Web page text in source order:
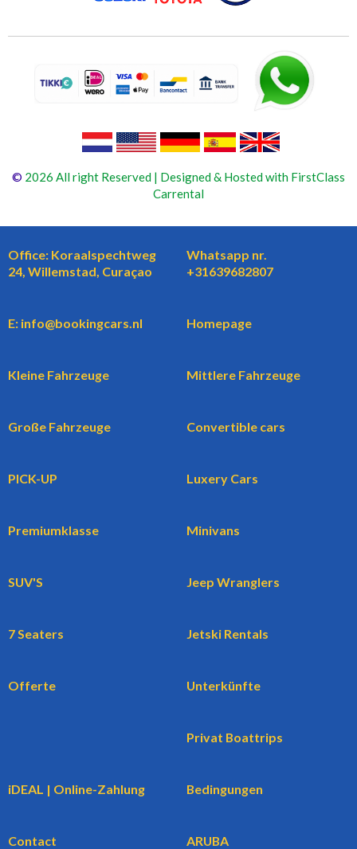
© 2026 All right Reserved | Designed & Hosted with FirstClass
Carrental
Office: Koraalspechtweg
24, Willemstad, Curaçao
Whatsapp nr.
+31639682807
E: info@bookingcars.nl Homepage
Kleine Fahrzeuge Mittlere Fahrzeuge
Große Fahrzeuge Convertible cars
PICK-UP Luxery Cars
Premiumklasse Minivans
SUV'S Jeep Wranglers
7 Seaters Jetski Rentals
Offerte Unterkünfte
Privat Boattrips
iDEAL | Online-Zahlung Bedingungen
Contact ARUBA